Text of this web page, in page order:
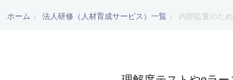
ホーム 法人研修（人材育成サービス）一覧 内部監査のた